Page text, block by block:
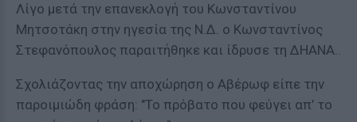
Λίγο μετά την επανεκλογή του Κωνσταντίνου
Μητσοτάκη στην ηγεσία της Ν.Δ. ο Κωνσταντίνος
Στεφανόπουλος παραιτήθηκε και ίδρυσε τη ΔΗΑΝΑ..
Σχολιάζοντας την αποχώρηση ο Αβέρωφ είπε την
παροιμιώδη φράση: "Το πρόβατο που φεύγει απ’ το